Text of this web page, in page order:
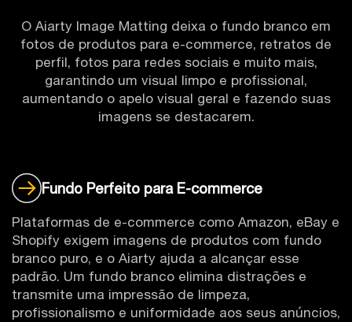
O Aiarty Image Matting deixa o fundo branco em
fotos de produtos para e-commerce, retratos de
perfil, fotos para redes sociais e muito mais,
garantindo um visual limpo e profissional,
aumentando o apelo visual geral e fazendo suas
imagens se destacarem.
Fundo Perfeito para E-commerce
Plataformas de e-commerce como Amazon, eBay e
Shopify exigem imagens de produtos com fundo
branco puro, e o Aiarty ajuda a alcançar esse
padrão. Um fundo branco elimina distrações e
transmite uma impressão de limpeza,
profissionalismo e uniformidade aos seus anúncios,